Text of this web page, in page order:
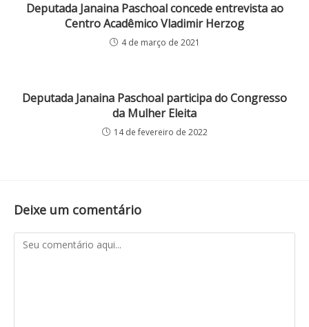
Deputada Janaina Paschoal concede entrevista ao
Centro Acadêmico Vladimir Herzog
4 de março de 2021
Deputada Janaina Paschoal participa do Congresso
da Mulher Eleita
14 de fevereiro de 2022
Deixe um comentário